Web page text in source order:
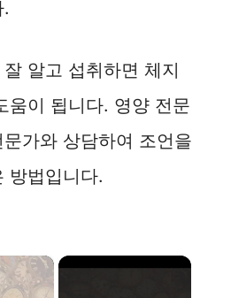
알고 섭취하면 체지
움이 됩니다. 영양 전문
가와 상담하여 조언을
방법입니다.
×